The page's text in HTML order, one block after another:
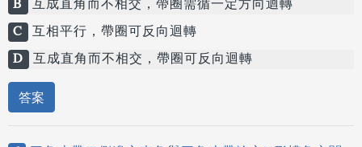
B 互成直角而不相交，帶圈需循一定方向迴轉
C 互相平行，帶圈可反向迴轉
D 互成直角而不相交，帶圈可反向迴轉
答案